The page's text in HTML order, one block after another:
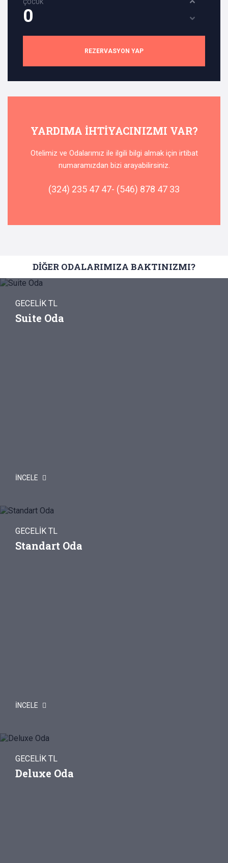
ÇOCUK
REZERVASYON YAP
YARDIMA IHTIYACINIZMI VAR?
Otelimiz ve Odalarımız ile ilgili bilgi almak için irtibat
numaramızdan bizi arayabilirsiniz.
(324) 235 47 47- (546) 878 47 33
DİĞER ODALARIMIZA BAKTINIZMI?
GECELİK TL
Suite Oda
İNCELE
GECELİK TL
Standart Oda
İNCELE
GECELİK TL
Deluxe Oda